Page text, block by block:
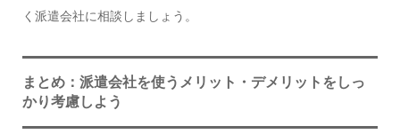
く派遣会社に相談しましょう。
まとめ：派遣会社を使うメリット・デメリットをしっ
かり考慮しよう